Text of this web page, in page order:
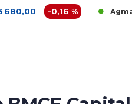
% Agma 6 860,00